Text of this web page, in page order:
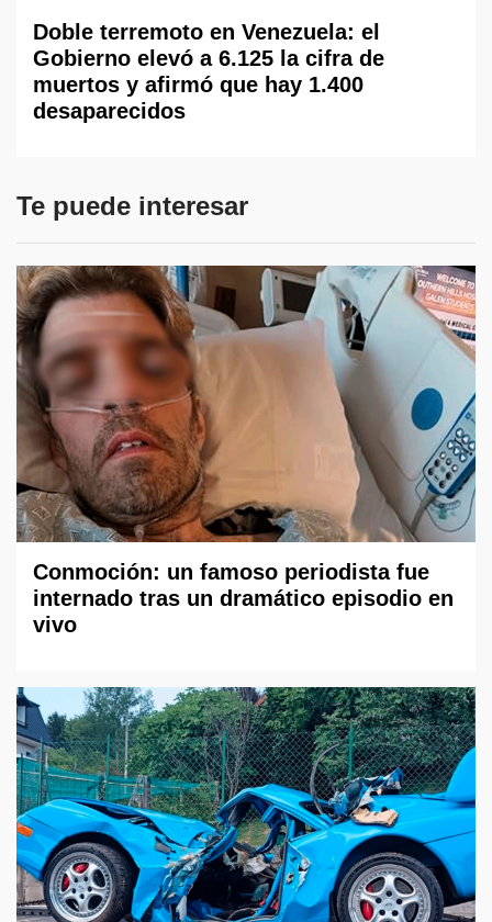
Doble terremoto en Venezuela: el
Gobierno elevó a 6.125 la cifra de
muertos y afirmó que hay 1.400
desaparecidos
Te puede interesar
Conmoción: un famoso periodista fue
internado tras un dramático episodio en
vivo